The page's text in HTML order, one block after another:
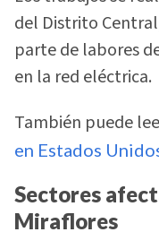
del Distrito
parte de labores
en la red eléctrica.
También puede
en Estados
Sectores
Miraflores